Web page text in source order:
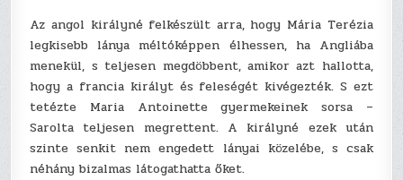
Az angol királyné felkészült arra, hogy Mária Terézia
legkisebb lánya méltóképpen élhessen, ha Angliába
menekül, s teljesen megdöbbent, amikor azt hallotta,
hogy a francia királyt és feleségét kivégezték. S ezt
tetézte Maria Antoinette gyermekeinek sorsa –
Sarolta teljesen megrettent. A királyné ezek után
szinte senkit nem engedett lányai közelébe, s csak
néhány bizalmas látogathatta őket.